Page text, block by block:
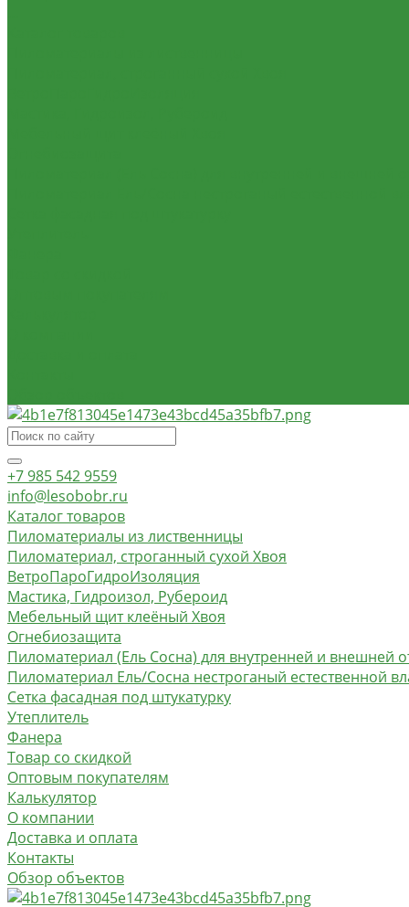
+7 985 542 9559
info@lesobobr.ru
Каталог товаров
Пиломатериалы из лиственницы
Пиломатериал, строганный сухой Хвоя
ВетроПароГидроИзоляция
Мастика, Гидроизол, Рубероид
Мебельный щит клеёный Хвоя
Огнебиозащита
Пиломатериал (Ель Сосна) для внутренней и внешней
Пиломатериал Ель/Сосна нестроганый естественной
Сетка фасадная под штукатурку
Утеплитель
Фанера
Товар со скидкой
Оптовым покупателям
Калькулятор
О компании
Доставка и оплата
Контакты
Обзор объектов